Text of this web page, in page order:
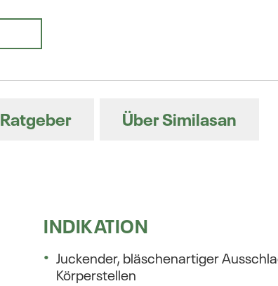
Ratgeber Über Similasan
INDIKATION
Juckender, bläschenartiger
Körperstellen